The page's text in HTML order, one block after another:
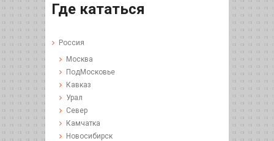
Где кататься
Россия
Москва
ПодМосковье
Кавказ
Урал
Север
Камчатка
Новосибирск